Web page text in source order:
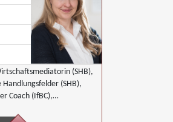
(SHB),
(SHB),
Coach (IfBC),